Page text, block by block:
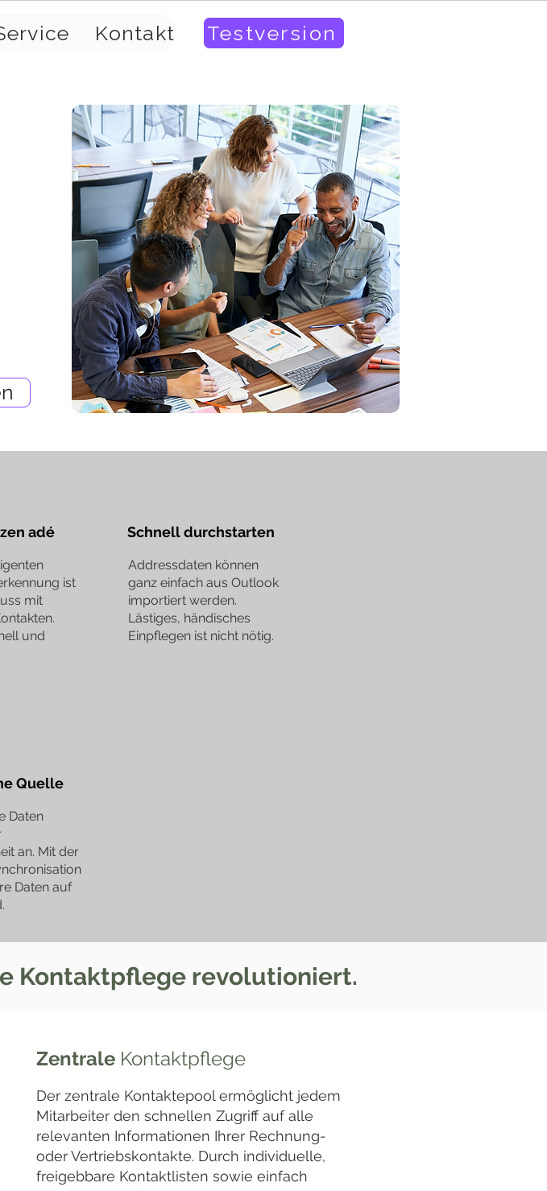
Kontakt Testversion
adé
ist
mit
und
Schnell durchstarten
Addressdaten können
ganz einfach aus Outlook
importiert werden.
Lästiges, händisches
Einpflegen ist nicht nötig.
Quelle
Daten
an. Mit der
Daten auf
Kontaktpflege revolutioniert.
Zentrale Kontaktpflege
Der zentrale Kontaktepool ermöglicht jedem
Mitarbeiter den schnellen Zugriff auf alle
relevanten Informationen Ihrer Rechnung-
oder Vertriebskontakte. Durch individuelle,
freigebbare Kontaktlisten sowie einfach